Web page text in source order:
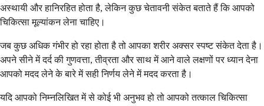
अस्थायी और हानिरहित होता है, लेकिन कुछ चेतावनी संकेत बताते हैं कि आपको
चिकित्सा मूल्यांकन लेना चाहिए।
जब कुछ अधिक गंभीर हो रहा होता है तो आपका शरीर अक्सर स्पष्ट संकेत देता है।
अपने सीने में दर्द की गुणवत्ता, तीव्रता और साथ में आने वाले लक्षणों पर ध्यान देना
आपको मदद लेने के बारे में सही निर्णय लेने में मदद करता है।
यदि आपको निम्नलिखित में से कोई भी अनुभव हो तो आपको तत्काल चिकित्सा